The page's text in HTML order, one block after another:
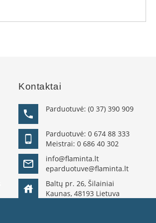
Kontaktai
Parduotuvė:(0 37) 390 909
Parduotuvė:0 674 88 333
Meistrai:0 686 40 302
info@flaminta.lt
eparduotuve@flaminta.lt
Baltų pr. 26, Šilainiai
Kaunas, 48193 Lietuva